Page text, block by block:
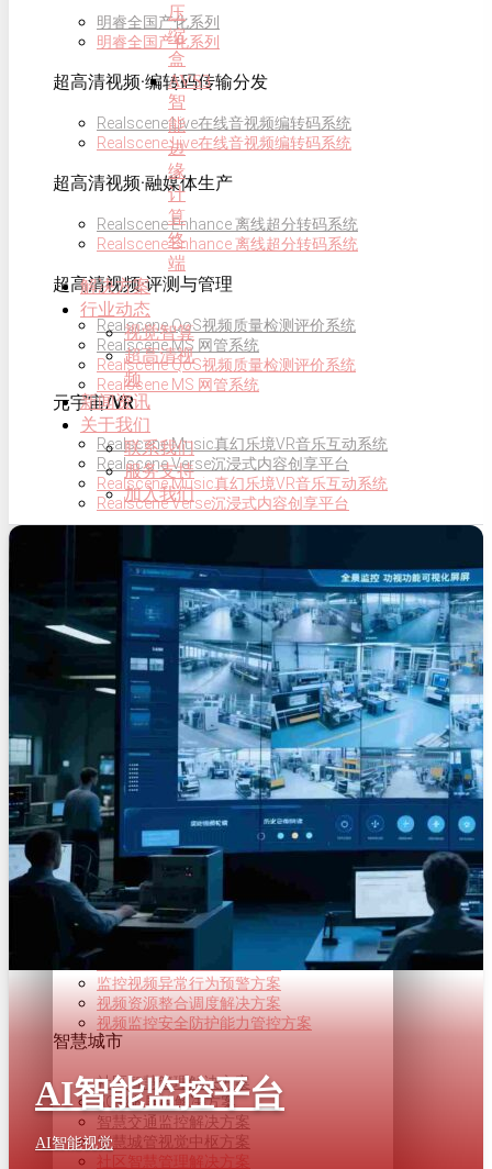
明睿全国产化系列
明睿全国产化系列
超高清视频·编转码传输分发
Realscene Live在线音视频编转码系统
Realscene Live在线音视频编转码系统
超高清视频·融媒体生产
Realscene Enhance 离线超分转码系统
Realscene Enhance 离线超分转码系统
超高清视频·评测与管理
Realscene QoS视频质量检测评价系统
Realscene MS 网管系统
Realscene QoS视频质量检测评价系统
Realscene MS 网管系统
元宇宙/VR
Realscene Music真幻乐境VR音乐互动系统
Realscene Verse沉浸式内容创享平台
Realscene Music真幻乐境VR音乐互动系统
Realscene Verse沉浸式内容创享平台
校园慧眼服务平台
校园慧眼服务平台
解决方案
超高清视频
8K 超高清VR直播解决方案
超高清智能信息发布解决方案
自由视角360°直播解决方案
8K 超高清VR直播解决方案
超高清智能信息发布解决方案
自由视角360°直播解决方案
公共安全
监控视频智能压缩解决方案
智能安防视频监控解决方案
监控视频异常行为预警方案
视频资源整合调度解决方案
视频监控安全防护能力管控方案
监控视频智能压缩解决方案
监控视频异常行为预警方案
视频资源整合调度解决方案
视频监控安全防护能力管控方案
智慧城市
社区智慧管理解决方案
5G+8K屏控解决方案
智慧交通监控解决方案
智慧城管视觉中枢方案
社区智慧管理解决方案
压
缩
盒
AVS3
智
能
边
缘
计
算
终
端
解决方案
行业动态
视觉智算
超高清视
频
新闻资讯
关于我们
联系我们
服务支持
加入我们
AI智能监控平台
AI智能视觉